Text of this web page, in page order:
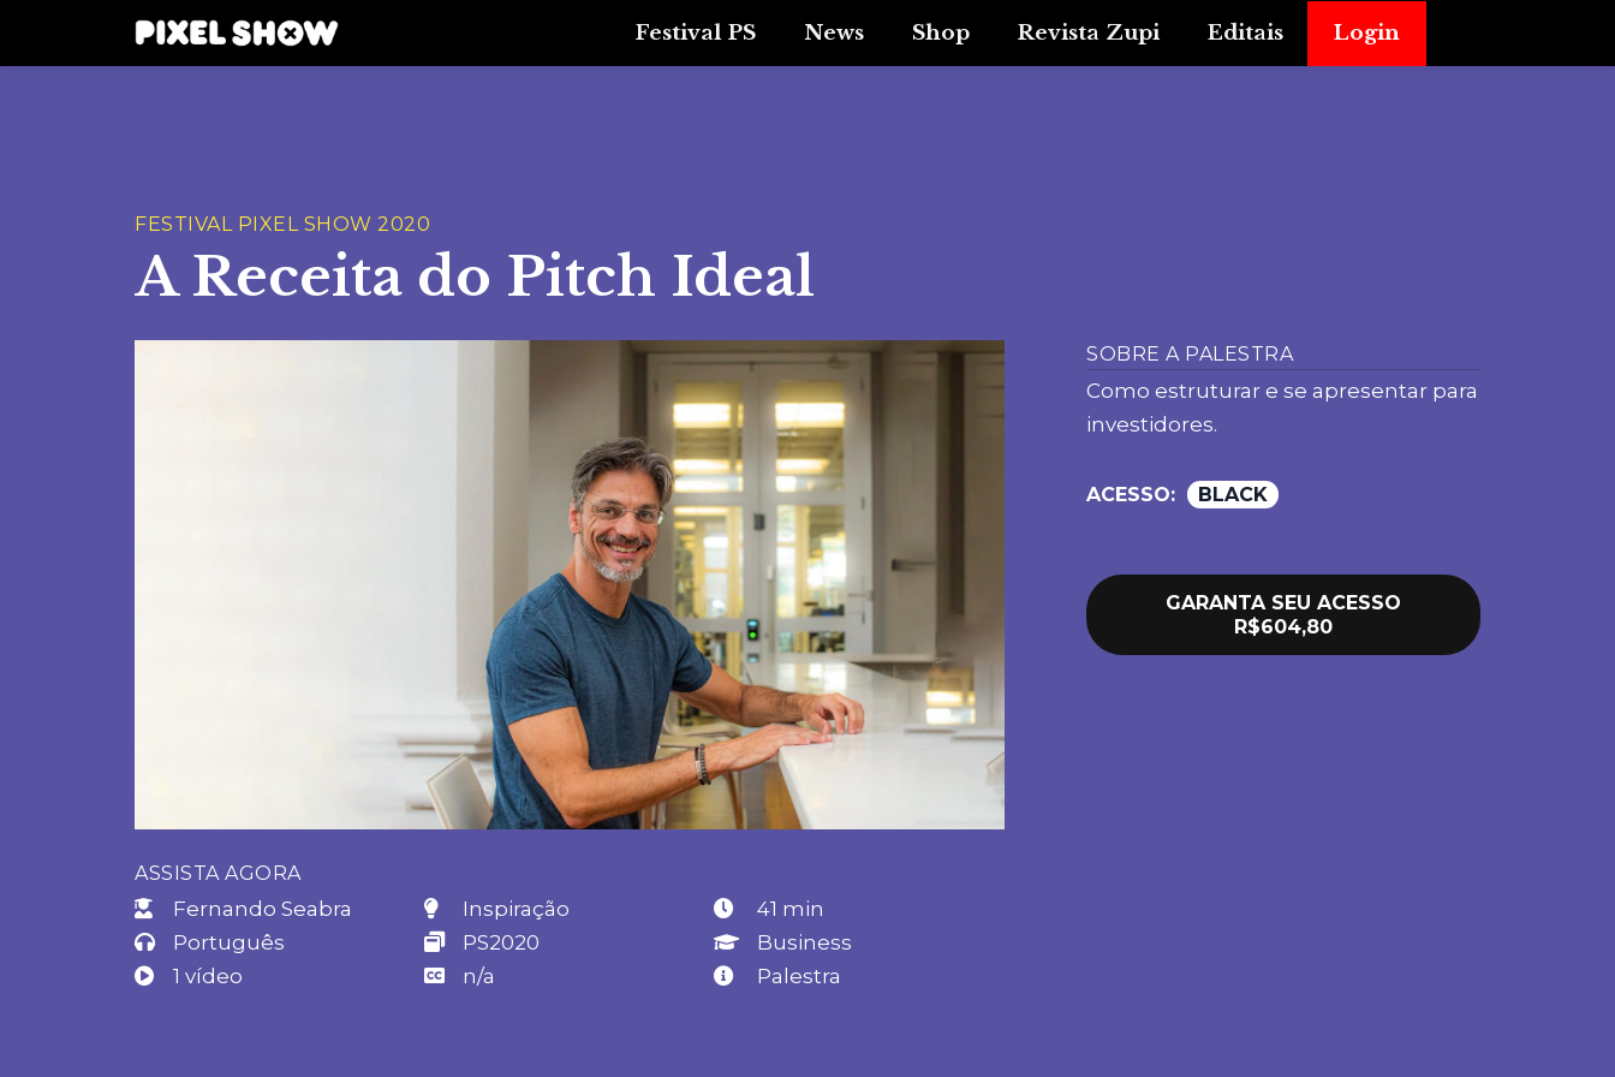
Festival PS News Shop Revista Zupi Editais Login
FESTIVAL PIXEL SHOW 2020
A Receita do Pitch Ideal
ASSISTA AGORA
Fernando Seabra Inspiração
41 min
Português
PS2020
Business
1 vídeo
n/a Palestra
SOBRE A PALESTRA
Como estruturar e se apresentar para
investidores.
ACESSO: BLACK
GARANTA SEU ACESSO
R$604,80